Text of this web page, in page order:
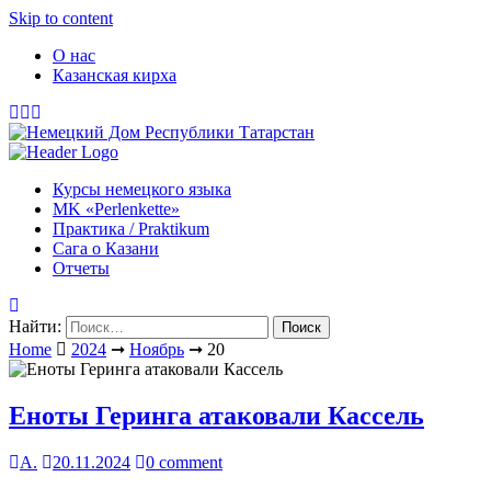
Skip to content
О нас
Казанская кирха
Курсы немецкого языка
МK «Perlenkette»
Практика / Praktikum
Сага о Казани
Отчеты
Найти:
Home
2024 ➞ Ноябрь ➞ 20
Еноты Геринга атаковали Кассель
А. 20.11.2024
0 comment